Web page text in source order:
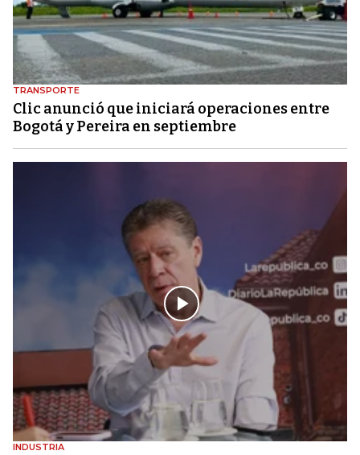
TRANSPORTE
Clic anunció que iniciará operaciones entre
Bogotá y Pereira en septiembre
INDUSTRIA